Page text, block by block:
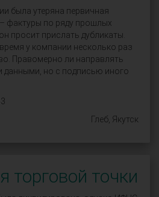
была утеряна первичная
фактуры по ряду прошлых
просит прислать дубликаты.
у компании несколько раз
Правомерно ли направлять
данными, но с подписью иного
Глеб, Якутск
торговой точки